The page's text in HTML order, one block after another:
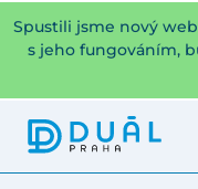
Spustili jsme nový
s jeho fungováním,